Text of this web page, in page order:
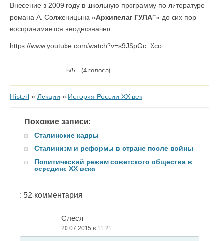
Внесение в 2009 году в школьную программу по литературе
романа А. Солженицына «Архипелаг ГУЛАГ» до сих пор
воспринимается неоднозначно.
https://www.youtube.com/watch?v=s9JSpGc_Xco
5/5 - (4 голоса)
Histerl » Лекции » История России XX век
Похожие записи:
Сталинские кадры
Сталинизм и реформы в стране после войны
Политический режим советского общества в
середине XX века
: 52 комментария
Олеся
20.07.2015 в 11:21